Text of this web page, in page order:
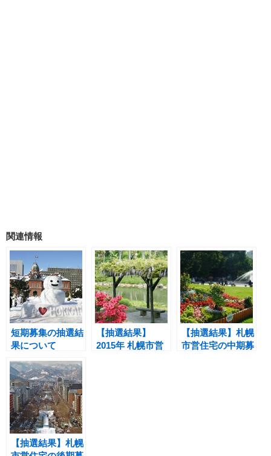
関連情報
短期募集の抽選結
果について
【抽選結果】
2015年 札幌市営
【抽選結果】札幌
市営住宅の中期募
【抽選結果】札幌